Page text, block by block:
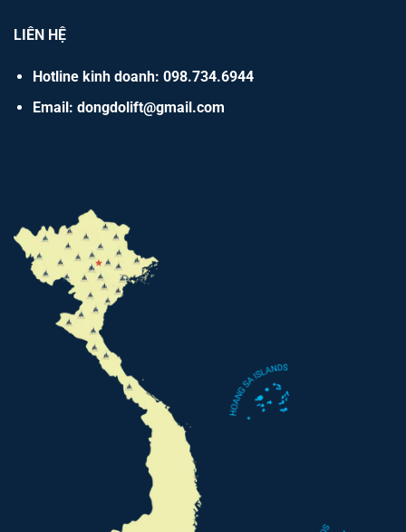
LIÊN HỆ
Hotline kinh doanh: 098.734.6944
Email: dongdolift@gmail.com